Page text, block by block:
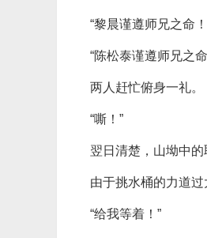
“黎晨谨遵师兄之命
“陈松泰谨遵师兄之
两人赶忙俯身一礼。
“嘶！”
翌日清楚，山坳中的
由于挑水桶的力道
“给我等着！”